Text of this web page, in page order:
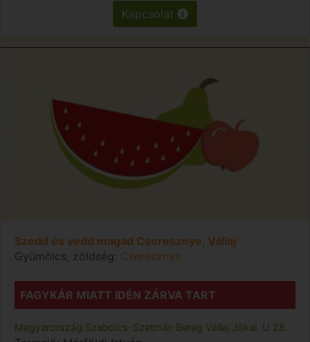
Kapcsolat
Szedd és vedd magad Cseresznye, Vállaj
Gyümölcs, zöldség: Cseresznye
FAGYKÁR MIATT IDÉN ZÁRVA TART
Magyarország Szabolcs-Szatmár-Bereg Vállaj Jókai. U 28.